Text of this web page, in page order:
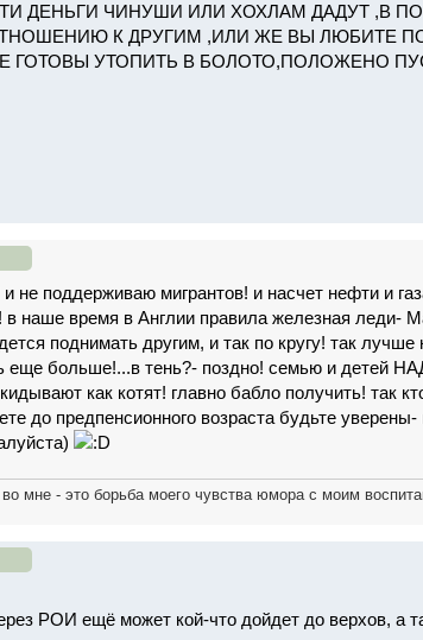
ДЕНЬГИ ЧИНУШИ ИЛИ ХОХЛАМ ДАДУТ ,В
К ДРУГИМ ,ИЛИ ЖЕ ВЫ ЛЮБИТЕ
ГОТОВЫ УТОПИТЬ В БОЛОТО,ПОЛОЖЕНО
не поддерживаю мигрантов! и насчет нефти и
наше время в Англии правила железная леди-
поднимать другим, и так по кругу! так
еще больше!...в тень?- поздно! семью и
как котят! главно бабло получить! так
до предпенсионного возраста будьте
мне - это борьба моего чувства юмора с моим
РОИ ещё может кой-что дойдет до верхов, а